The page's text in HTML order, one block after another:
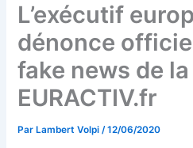
L’exécutif
dénonce
fake news de
EURACTIV.fr
Par Lambert Volpi/12/06/2020